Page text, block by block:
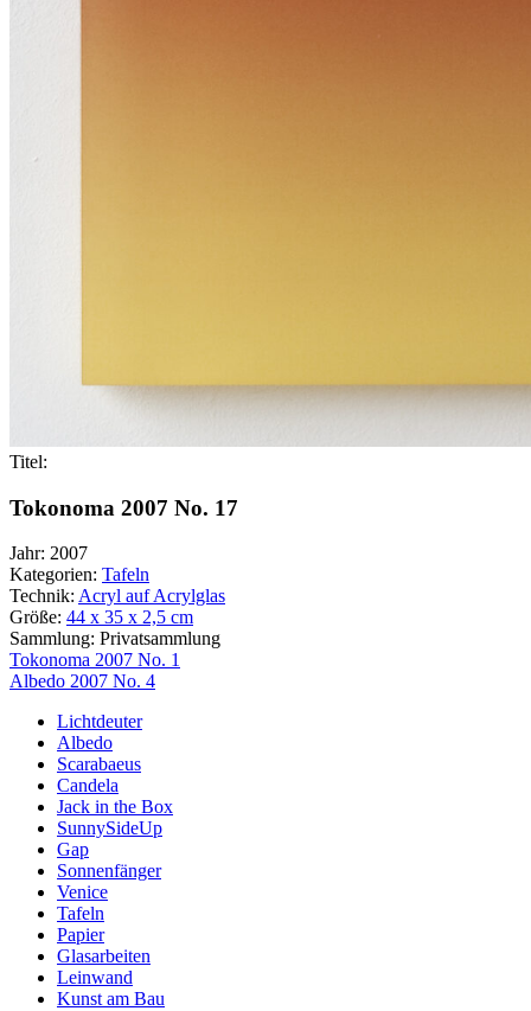
Titel:
Tokonoma 2007 No. 17
Jahr: 2007
Kategorien: Tafeln
Technik: Acryl auf Acrylglas
Größe: 44 x 35 x 2,5 cm
Sammlung: Privatsammlung
Beitragsnavigation
Tokonoma 2007 No. 1
Albedo 2007 No. 4
Lichtdeuter
Albedo
Scarabaeus
Candela
Jack in the Box
SunnySideUp
Gap
Sonnenfänger
Venice
Tafeln
Papier
Glasarbeiten
Leinwand
Kunst am Bau